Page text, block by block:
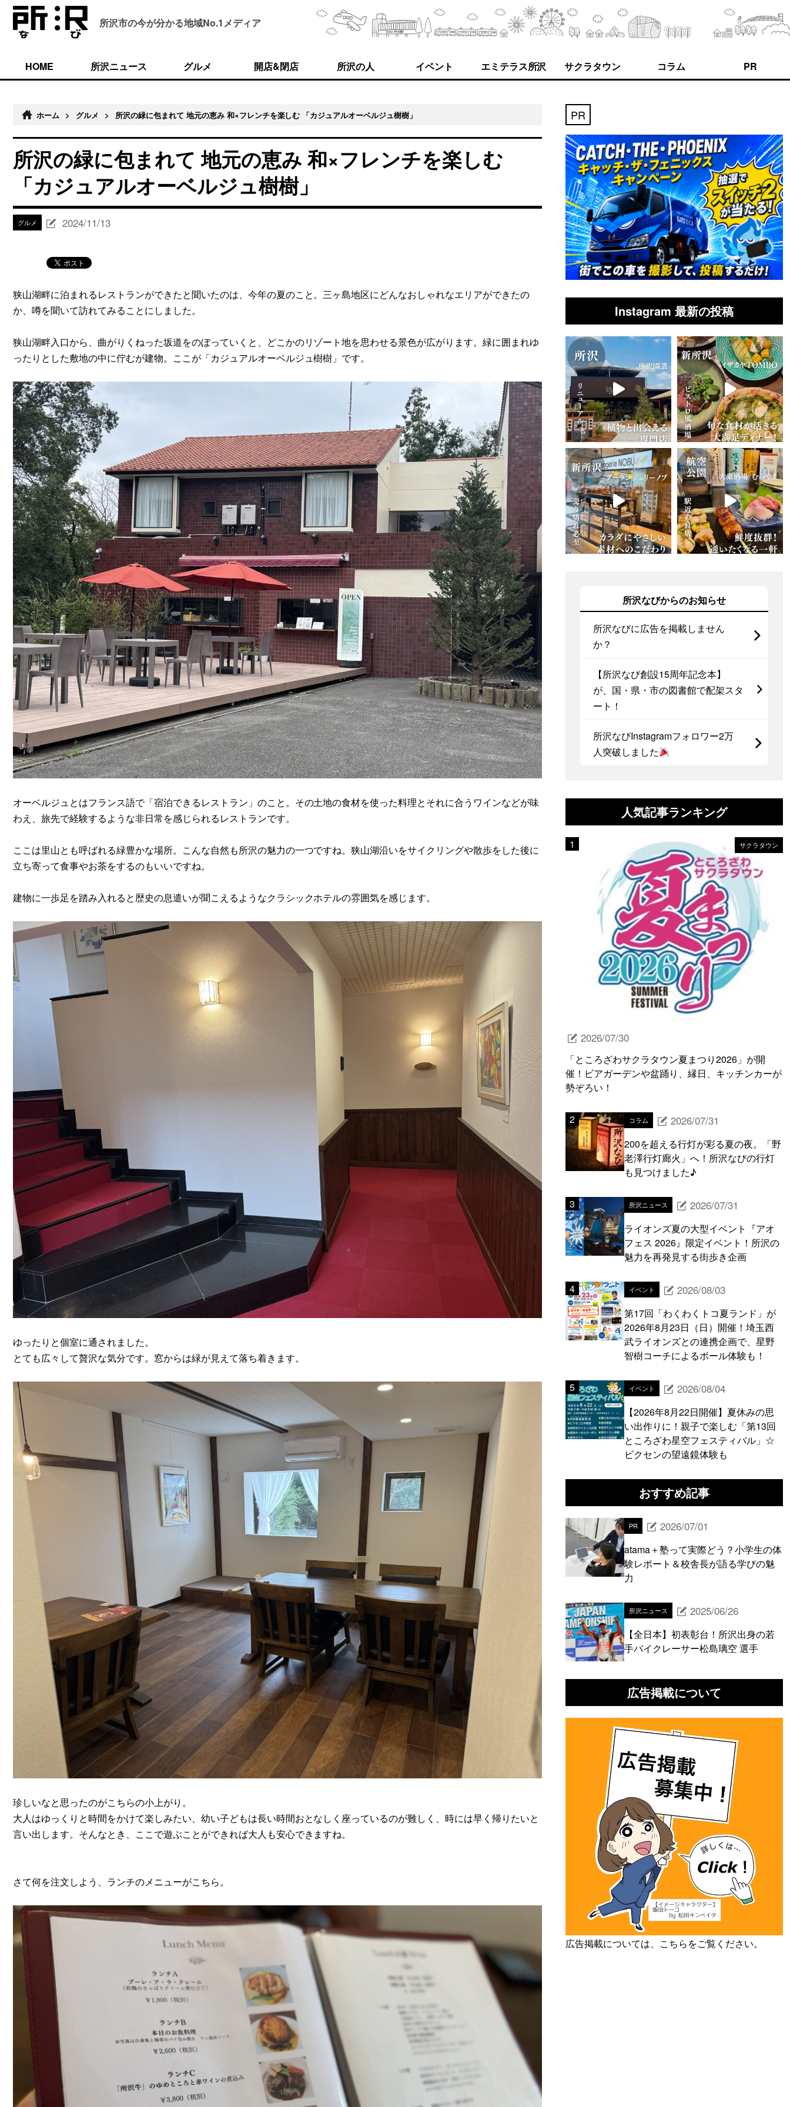
所沢市の今が分かる地域No.1メディア
HOME 所沢ニュース グルメ 開店&閉店 所沢の人 イベント エミテラス所沢 サクラタウン コラム PR
ホーム > グルメ > 所沢の緑に包まれて 地元の恵み 和×フレンチを楽しむ 「カジュアルオーベルジュ樹樹」
所沢の緑に包まれて 地元の恵み 和×フレンチを楽しむ
「カジュアルオーベルジュ樹樹」
グルメ 2024/11/13
狭山湖畔に泊まれるレストランができたと聞いたのは、今年の夏のこと。三ヶ島地区にどんなおしゃれなエリアができたの
か、噂を聞いて訪れてみることにしました。
狭山湖畔入口から、曲がりくねった坂道をのぼっていくと、どこかのリゾート地を思わせる景色が広がります。緑に囲まれゆ
ったりとした敷地の中に佇むが建物。ここが「カジュアルオーベルジュ樹樹」です。
オーベルジュとはフランス語で「宿泊できるレストラン」のこと。その土地の食材を使った料理とそれに合うワインなどが味
わえ、旅先で経験するような非日常を感じられるレストランです。
ここは里山とも呼ばれる緑豊かな場所。こんな自然も所沢の魅力の一つですね。狭山湖沿いをサイクリングや散歩をした後に
立ち寄って食事やお茶をするのもいいですね。
建物に一歩足を踏み入れると歴史の息遣いが聞こえるようなクラシックホテルの雰囲気を感じます。
ゆったりと個室に通されました。
とても広々して贅沢な気分です。窓からは緑が見えて落ち着きます。
珍しいなと思ったのがこちらの小上がり。
大人はゆっくりと時間をかけて楽しみたい、幼い子どもは長い時間おとなしく座っているのが難しく、時には早く帰りたいと
言い出します。そんなとき、ここで遊ぶことができれば大人も安心できますね。
さて何を注文しよう、ランチのメニューがこちら。
PR
Instagram 最新の投稿
所沢なびからのお知らせ
所沢なびに広告を掲載しません
か？
【所沢なび創設15周年記念本】
が、国・県・市の図書館で配架スタ
ート！
所沢なびInstagramフォロワー2万
人突破しました
人気記事ランキング
サクラタウン
2026/07/30
「ところざわサクラタウン夏まつり2026」が開
催！ビアガーデンや盆踊り、縁日、キッチンカーが
勢ぞろい！
コラム 2026/07/31
200を超える行灯が彩る夏の夜。「野
老澤行灯廊火」へ！所沢なびの行灯
も見つけました♪
所沢ニュース 2026/07/31
ライオンズ夏の大型イベント『アオ
フェス 2026』限定イベント！所沢の
魅力を再発見する街歩き企画
イベント 2026/08/03
第17回「わくわくトコ夏ランド」が
2026年8月23日（日）開催！埼玉西
武ライオンズとの連携企画で、星野
智樹コーチによるボール体験も！
イベント 2026/08/04
【2026年8月22日開催】夏休みの思
い出作りに！親子で楽しむ「第13回
ところざわ星空フェスティバル」☆
ビクセンの望遠鏡体験も
おすすめ記事
PR 2026/07/01
atama＋塾って実際どう？小学生の体
験レポート＆校舎長が語る学びの魅
力
所沢ニュース 2025/06/26
【全日本】初表彰台！所沢出身の若
手バイクレーサー松島璃空 選手
広告掲載について
広告掲載については、こちらをご覧ください。